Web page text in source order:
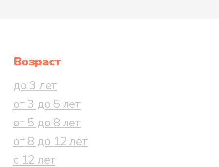
Возраст
до 3 лет
от 3 до 5 лет
от 5 до 8 лет
от 8 до 12 лет
с 12 лет